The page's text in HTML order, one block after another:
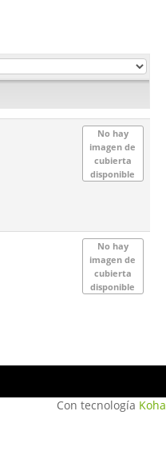
No hay
imagen de
cubierta
disponible
No hay
imagen de
cubierta
disponible
Con tecnología Koha